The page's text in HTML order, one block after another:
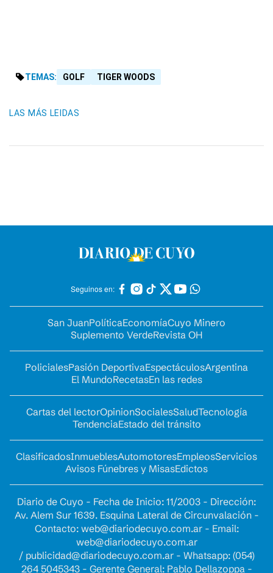
TEMAS: GOLF TIGER WOODS
LAS MÁS LEIDAS
Seguinos en:
San JuanPolíticaEconomíaCuyo Minero
Suplemento VerdeRevista OH
PolicialesPasión DeportivaEspectáculosArgentina
El MundoRecetasEn las redes
Cartas del lectorOpinionSocialesSaludTecnología
TendenciaEstado del tránsito
ClasificadosInmueblesAutomotoresEmpleosServicios
Avisos Fúnebres y MisasEdictos
Diario de Cuyo - Fecha de Inicio: 11/2003 - Dirección:
Av. Alem Sur 1639. Esquina Lateral de Circunvalación -
Contacto: web@diariodecuyo.com.ar- Email:
web@diariodecuyo.com.ar
/ publicidad@diariodecuyo.com.ar- Whatsapp: (054)
264 5045343 - Gerente General: Pablo Dellazoppa -